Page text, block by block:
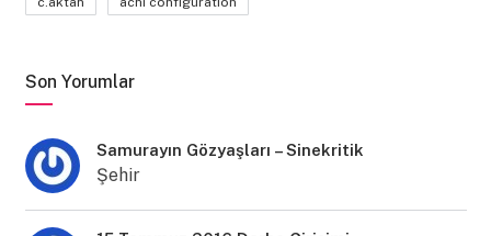
Son Yorumlar
Samurayın Gözyaşları – Sinekritik
Şehir